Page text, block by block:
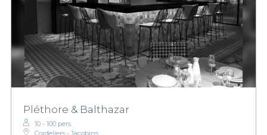
Pléthore & Balthazar
10 - 100 pers.